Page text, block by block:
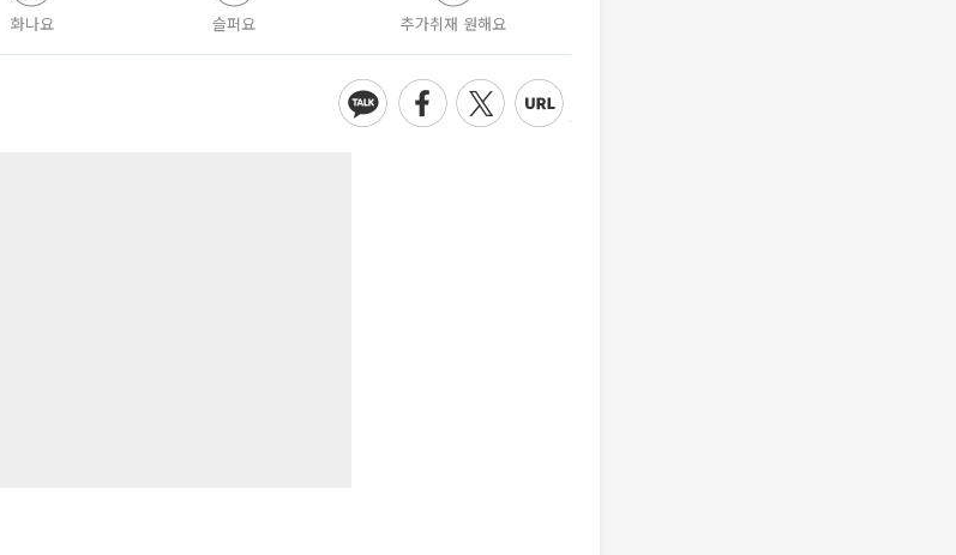
화나요 슬퍼요 추가취재 원해요